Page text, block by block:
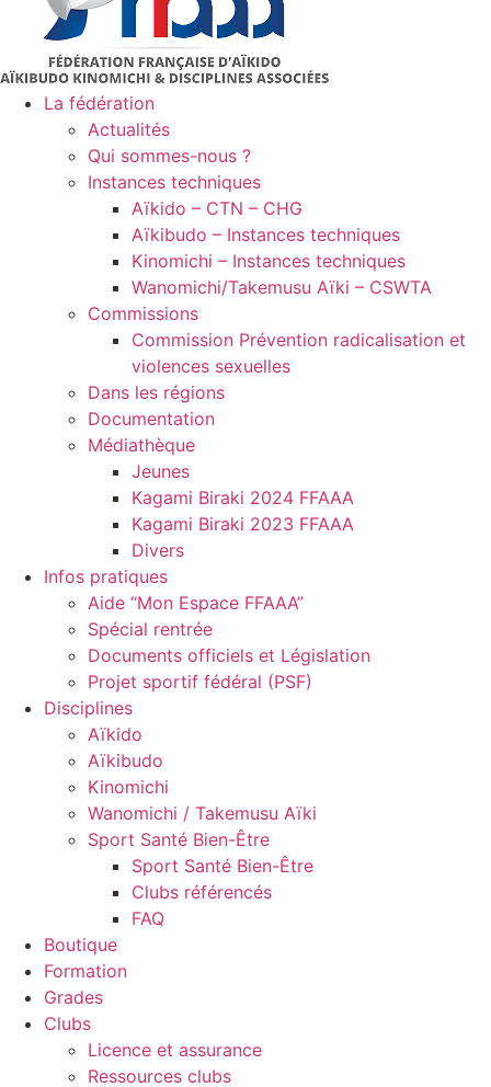
La fédération
Actualités
Qui sommes-nous ?
Instances techniques
Aïkido – CTN – CHG
Aïkibudo – Instances techniques
Kinomichi – Instances techniques
Wanomichi/Takemusu Aïki – CSWTA
Commissions
Commission Prévention radicalisation et
violences sexuelles
Dans les régions
Documentation
Médiathèque
Jeunes
Kagami Biraki 2024 FFAAA
Kagami Biraki 2023 FFAAA
Divers
Infos pratiques
Aide “Mon Espace FFAAA”
Spécial rentrée
Documents officiels et Législation
Projet sportif fédéral (PSF)
Disciplines
Aïkido
Aïkibudo
Kinomichi
Wanomichi / Takemusu Aïki
Sport Santé Bien-Être
Sport Santé Bien-Être
Clubs référencés
FAQ
Boutique
Formation
Grades
Clubs
Licence et assurance
Ressources clubs